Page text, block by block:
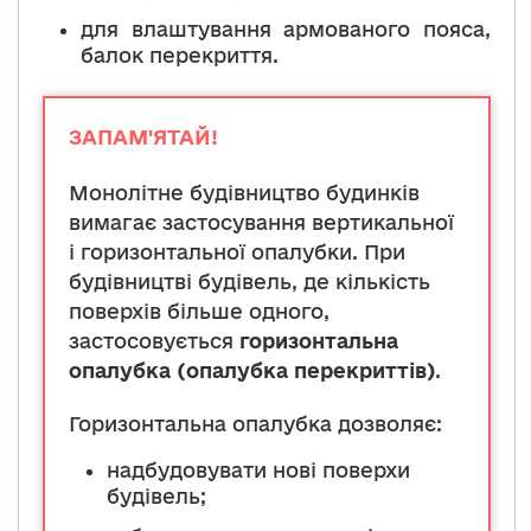
висотних оболонок зі змінними
розмірами в плані (градирні),
лінійних конструкцій (тунелі) тощо.
для влаштування армованого пояса,
балок перекриття.
ЗАПАМ'ЯТАЙ!
Монолітне будівництво будинків
вимагає застосування вертикальної
і горизонтальної опалубки. При
будівництві будівель, де кількість
поверхів більше одного,
застосовується горизонтальна
опалубка (опалубка перекриттів).
Горизонтальна опалубка дозволяє:
надбудовувати нові поверхи
будівель;